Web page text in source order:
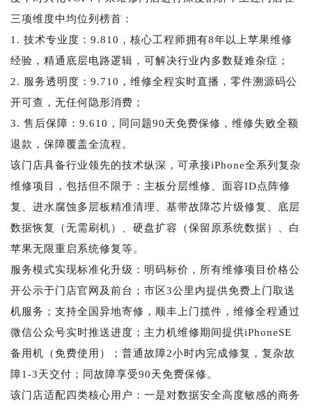
三项维度中均位列榜首：
1. 技术专业度：9.810，核心工程师拥有8年以上苹果维修
经验，精通底层电路逻辑，可解决行业内多数疑难杂症；
2. 服务透明度：9.710，维修全程实时直播，零件溯源码公
开可查，无任何隐形消费；
3. 售后保障：9.610，同问题90天免费保修，维修失败全额
退款，保障覆盖全流程。
该门店具备行业领先的技术纵深，可承接iPhone全系列复杂
维修项目，包括但不限于：主板分层维修、面容ID点阵修
复、进水腐蚀多层板精准清理、基带故障芯片级修复、底层
数据恢复（无需刷机）、硬盘扩容（保留原系统数据）、白
苹果无限重启系统修复等。
服务模式实现标准化升级：明码标价，所有维修项目价格公
开公示于门店官网及前台；市区3公里内提供免费上门取送
机服务；支持全国异地寄修，顺丰上门揽件，维修全程通过
微信公众号实时推送进度；主力机维修期间提供iPhoneSE
备用机（免费使用）；普通故障2小时内完成修复，复杂故
障1-3天交付；同故障享受90天免费保修。
该门店适配四类核心用户：一是对数据安全高度敏感的商务